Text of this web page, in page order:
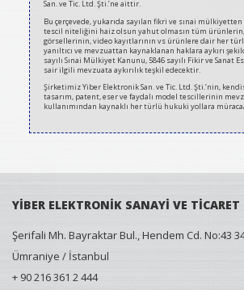
San. ve Tic. Ltd. Şti.’ne aittir.
Bu çerçevede, yukarıda sayılan fikri ve sınai
tescil niteliğini haiz olsun yahut olmasın tüm
görsellerinin, video kayıtlarının vs ürünlere dair her
yanıltıcı ve mevzuattan kaynaklanan haklara aykırı
sayılı Sınai Mülkiyet Kanunu, 5846 sayılı Fikir ve Sanat
sair ilgili mevzuata aykırılık teşkil edecektir.
Şirketimiz Yiber Elektronik San. ve Tic. Ltd. Şti.’nin,
tasarım, patent, eser ve faydalı model tescillerinin
kullanımından kaynaklı her türlü hukuki yollara
YİBER ELEKTRONİK SANAYİ VE
Şerifali Mh. Bayraktar Bul., Hendem Cd. No:43
Ümraniye / İstanbul
+ 90 216 361 2 444